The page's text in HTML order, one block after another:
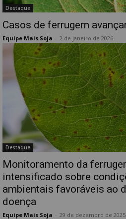
Destaque
Casos de ferrugem
Equipe Mais Soja 2 de janeiro de 2026
Destaque
Monitoramento da
intensificado sobre
ambientais favoráveis ao
doença
Equipe Mais Soja 29 de dezembro de 2025